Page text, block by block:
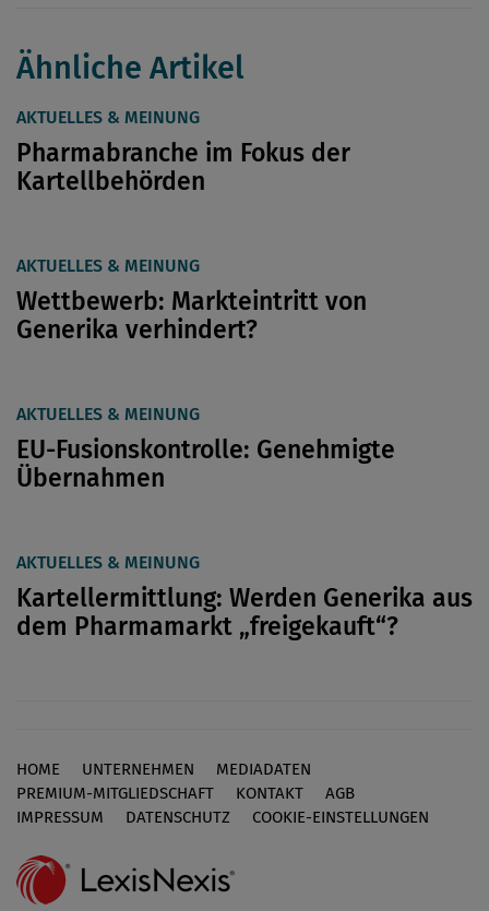
Ähnliche Artikel
AKTUELLES & MEINUNG
Pharmabranche im Fokus der
Kartellbehörden
AKTUELLES & MEINUNG
Wettbewerb: Markteintritt von
Generika verhindert?
AKTUELLES & MEINUNG
EU-Fusionskontrolle: Genehmigte
Übernahmen
AKTUELLES & MEINUNG
Kartellermittlung: Werden Generika aus
dem Pharmamarkt „freigekauft“?
Footer
HOME UNTERNEHMEN
MEDIADATEN
PREMIUM-MITGLIEDSCHAFT
KONTAKT
AGB
IMPRESSUM
DATENSCHUTZ COOKIE-EINSTELLUNGEN